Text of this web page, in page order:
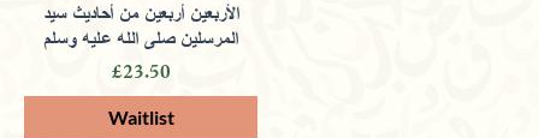
الأربعين أربعين من أحاديث سيد
المرسلين صلى الله عليه وسلم
£23.50